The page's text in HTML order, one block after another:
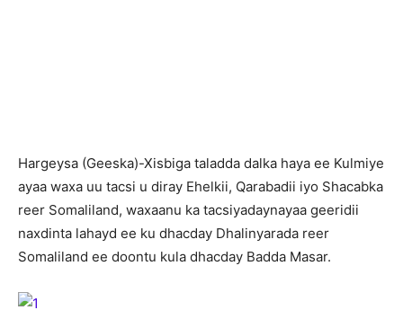
Hargeysa (Geeska)-Xisbiga taladda dalka haya ee Kulmiye
ayaa waxa uu tacsi u diray Ehelkii, Qarabadii iyo Shacabka
reer Somaliland, waxaanu ka tacsiyadaynayaa geeridii
naxdinta lahayd ee ku dhacday Dhalinyarada reer
Somaliland ee doontu kula dhacday Badda Masar.